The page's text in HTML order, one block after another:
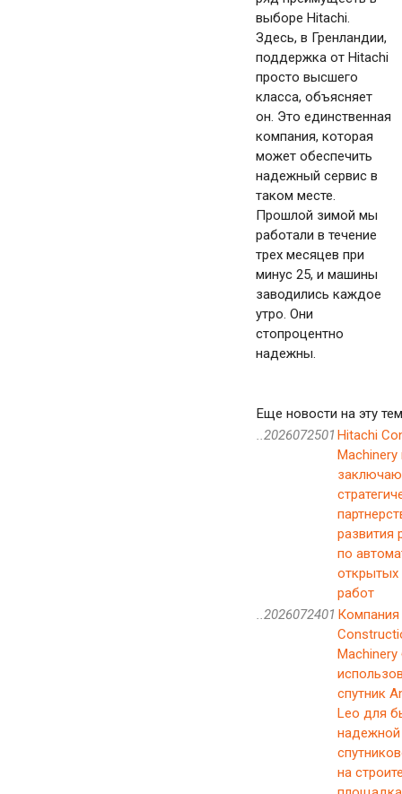
выборе Hitachi.
Здесь, в Гренландии,
поддержка от Hitachi
просто высшего
класса, объясняет
он. Это единственная
компания, которая
может обеспечить
надежный сервис в
таком месте.
Прошлой зимой мы
работали в течение
трех месяцев при
минус 25, и машины
заводились каждое
утро. Они
стопроцентно
надежны.
Еще новости на эту
..2026072501 Hitachi
развития
по
открытых
работ
..2026072401 Компания
Machinery
спутник
Leo для
надежной
на